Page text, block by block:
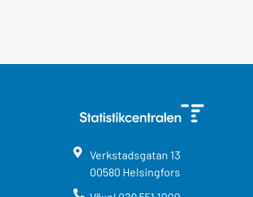
Verkstadsgatan 13
00580 Helsingfors